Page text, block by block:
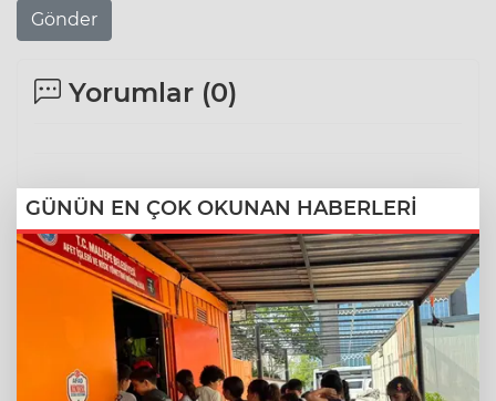
Gönder
Yorumlar (0)
GÜNÜN EN ÇOK OKUNAN HABERLERİ